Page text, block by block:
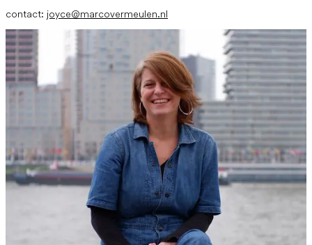
contact: joyce@marcovermeulen.nl